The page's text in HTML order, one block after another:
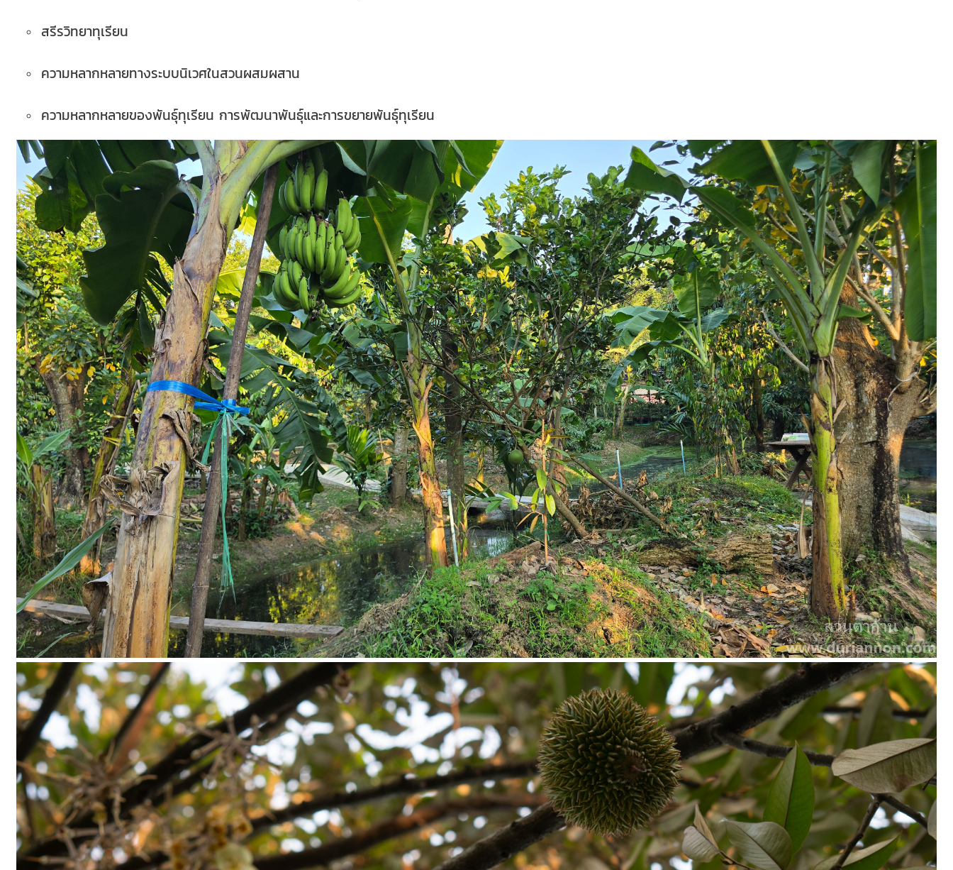
สรีรวิทยาทุเรียน
ความหลากหลายทางระบบนิเวศในสวนผสมผสาน
ความหลากหลายของพันธุ์ทุเรียน การพัฒนาพันธุ์และการขยายพันธุ์ทุเรียน